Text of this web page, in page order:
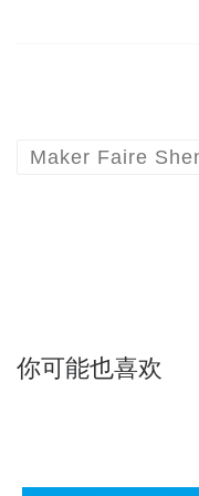
Maker Faire
你可能也喜欢